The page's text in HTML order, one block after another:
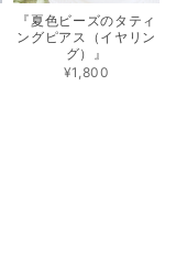
『夏色ビーズのタティ
ングピアス（イヤリン
グ）』
¥1,800